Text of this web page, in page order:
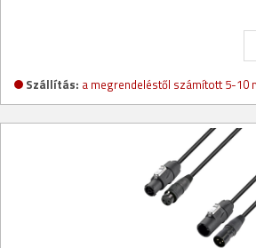
Szállítás: a megrendeléstől számított 5-10